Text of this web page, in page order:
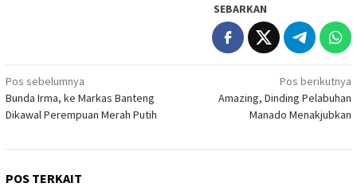
SEBARKAN
Navigasi
pos
Pos sebelumnya
Bunda Irma, ke Markas Banteng
Dikawal Perempuan Merah Putih
Pos berikutnya
Amazing, Dinding Pelabuhan
Manado Menakjubkan
POS TERKAIT